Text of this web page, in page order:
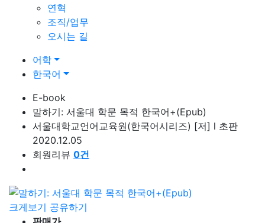
연혁
조직/업무
오시는 길
어학
한국어
E-book
말하기: 서울대 학문 목적 한국어+(Epub)
서울대학교언어교육원(한국어시리즈) [저] l 초판
2020.12.05
회원리뷰 0건
크게보기 공유하기